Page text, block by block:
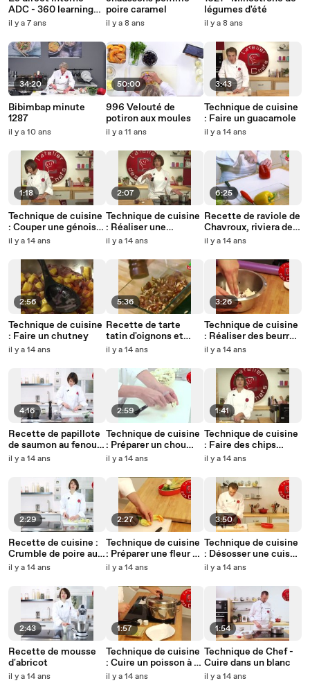
ADC - 360 learning
(38)
il y a 7 ans
34:20
Bibimbap minute
1287
il y a 10 ans
1:18
Technique de cuisine
: Couper une génoise
dans l'épaisseur
il y a 14 ans
2:56
Technique de cuisine
: Faire un chutney
il y a 14 ans
4:16
Recette de papillote
de saumon au fenouil,
crème d'aneth
il y a 14 ans
2:29
Recette de cuisine :
Crumble de poire au
chocolat
il y a 14 ans
2:43
Recette de mousse
d'abricot
il y a 14 ans
poire caramel
il y a 8 ans
50:00
996 Velouté de
potiron aux moules
il y a 11 ans
2:07
Technique de cuisine
: Réaliser une
réduction parfumée
il y a 14 ans
5:36
Recette de tarte
tatin d'oignons et
Tendre Bûche
il y a 14 ans
2:59
Technique de cuisine
: Préparer un chou
fleur
il y a 14 ans
2:27
Technique de cuisine
: Préparer une fleur de
courgette
il y a 14 ans
1:57
Technique de cuisine
: Cuire un poisson à la
vapeur
il y a 14 ans
légumes d'été
il y a 8 ans
3:43
Technique de cuisine
: Faire un guacamole
il y a 14 ans
6:25
Recette de raviole de
Chavroux, riviera de
légumes niçois
il y a 14 ans
3:26
Technique de cuisine
: Réaliser des beurres
composés
il y a 14 ans
1:41
Technique de cuisine
: Faire des chips
maison
il y a 14 ans
3:50
Technique de cuisine
: Désosser une cuisse
de poulet
il y a 14 ans
1:54
Technique de Chef -
Cuire dans un blanc
il y a 14 ans